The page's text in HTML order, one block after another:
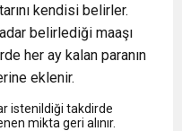
kendisi belirler.
belirlediği maaşı
her ay kalan paranın
eklenir.
istenildiği takdirde
mikta geri alınır.